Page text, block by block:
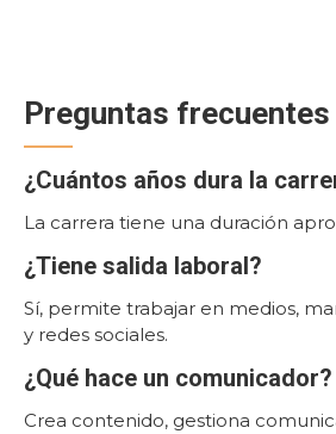
Preguntas frecuentes
¿Cuántos años dura la
La carrera tiene una duración
¿Tiene salida laboral?
Sí, permite trabajar en medios,
y redes sociales.
¿Qué hace un comunicador?
Crea contenido, gestiona